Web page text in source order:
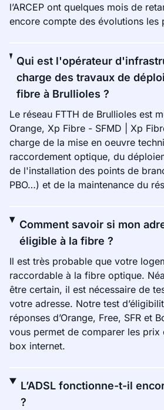
l’ARCEP ont quelques mois de
encore compte des évolutions les
Qui est l'opérateur
charge des travaux de
fibre à Brullioles ?
Le réseau FTTH de Brullioles est
Orange, Xp Fibre - SFMD | Xp
charge de la mise en oeuvre
raccordement optique, du
de l'installation des points de
PBO…) et de la maintenance du
Comment savoir si mon
éligible à la fibre ?
Il est très probable que votre
raccordable à la fibre optique.
être certain, il est nécessaire de
votre adresse. Notre test
réponses d’Orange, Free, SFR et
vous permet de comparer les prix
box internet.
L’ADSL fonctionne-t-il
?